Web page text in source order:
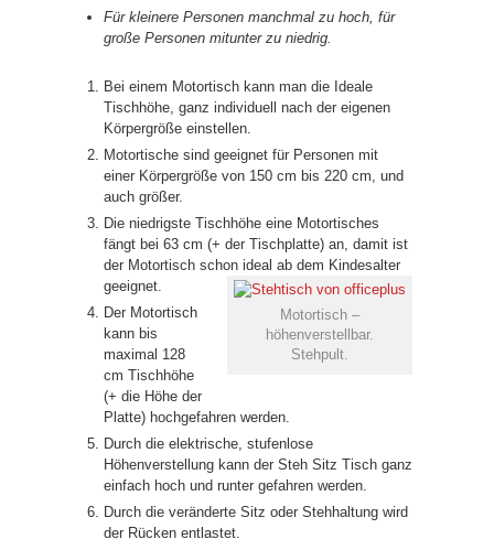
Für kleinere Personen manchmal zu hoch, für
große Personen mitunter zu niedrig.
Bei einem Motortisch kann man die Ideale
Tischhöhe, ganz individuell nach der eigenen
Körpergröße einstellen.
Motortische sind geeignet für Personen mit
einer Körpergröße von 150 cm bis 220 cm, und
auch größer.
Die niedrigste Tischhöhe eine Motortisches
fängt bei 63 cm (+ der Tischplatte) an, damit ist
der Motortisch schon ideal ab dem Kindesalter
geeignet.
Motortisch –
höhenverstellbar.
Stehpult.
Der Motortisch
kann bis
maximal 128
cm Tischhöhe
(+ die Höhe der
Platte) hochgefahren werden.
Durch die elektrische, stufenlose
Höhenverstellung kann der Steh Sitz Tisch ganz
einfach hoch und runter gefahren werden.
Durch die veränderte Sitz oder Stehhaltung wird
der Rücken entlastet.